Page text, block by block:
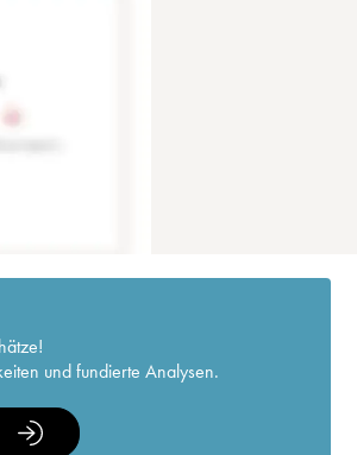
und fundierte Analysen.